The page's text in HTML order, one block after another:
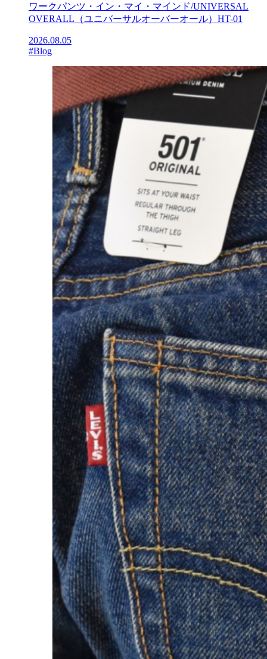
ワークパンツ・イン・マイ・マインド/UNIVERSAL
OVERALL（ユニバーサルオーバーオール）HT-01
2026.08.05
#Blog